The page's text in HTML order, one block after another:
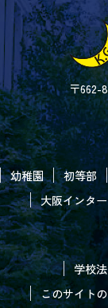
〒662-
幼稚園 初等部
大阪インタ
学校
このサイト